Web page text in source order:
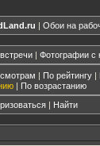
| Обои на
| Фотографии с
| По рейтингу|
| По возрастанию
| Найти